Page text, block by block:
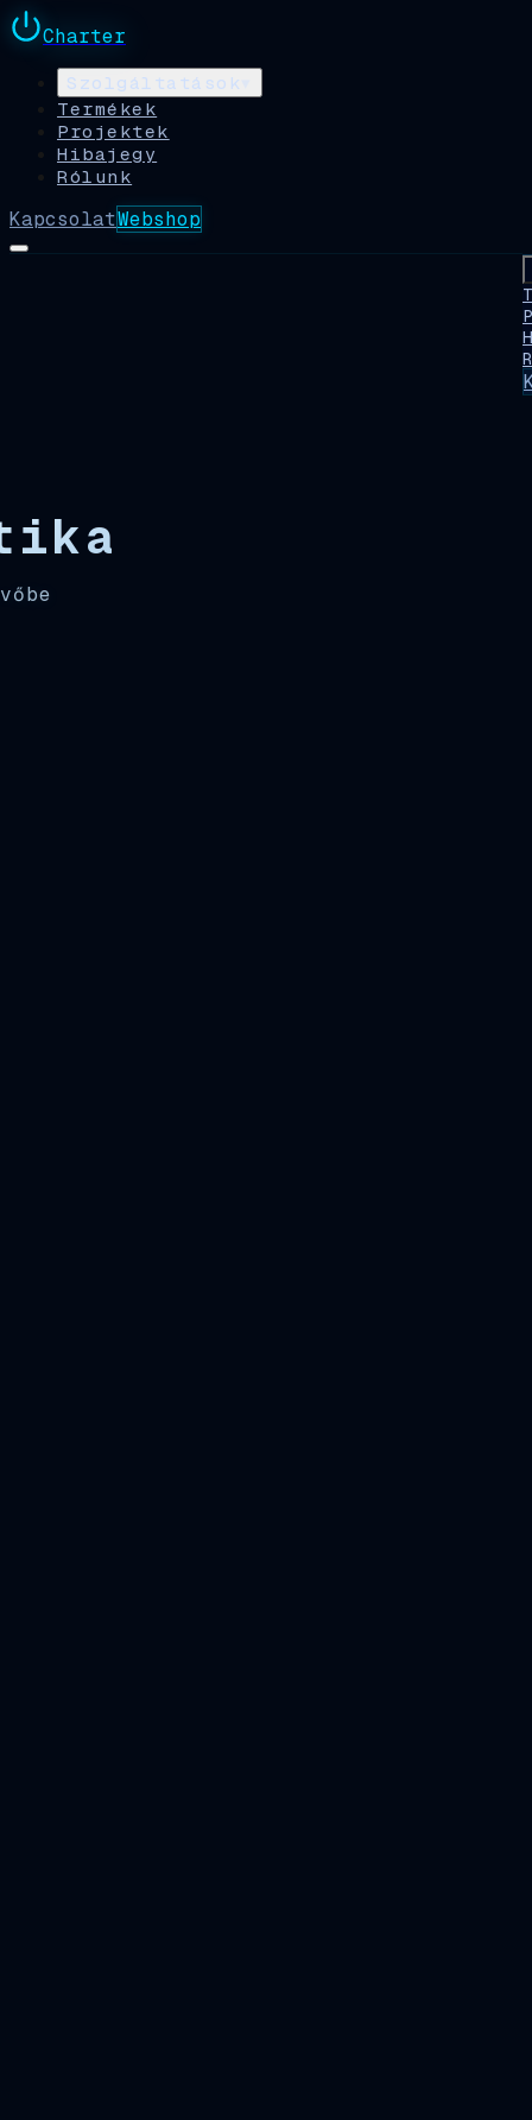
Charter
Szolgáltatások
Termékek
Projektek
Hibajegy
Rólunk
KapcsolatWebshop